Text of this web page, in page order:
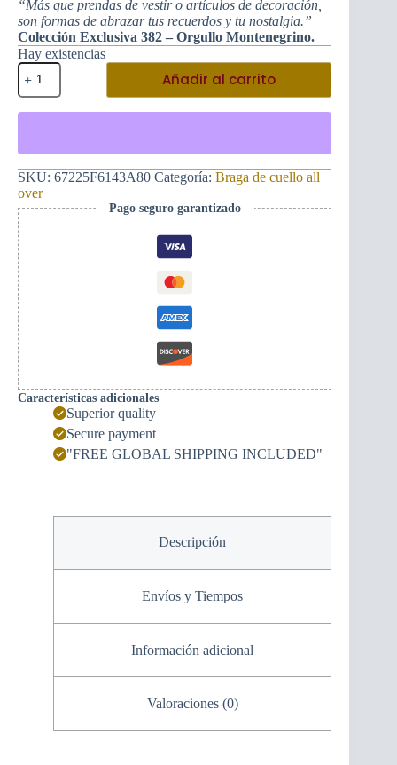
“Más que prendas de vestir o artículos de decoración,
son formas de abrazar tus recuerdos y tu nostalgia.”
Colección Exclusiva 382 – Orgullo Montenegrino.
Hay existencias
Singular
braga
unisex
de
Bigote
Montenegrino/Tatuaje
cantidad
Añadir al carrito
SKU: 67225F6143A80 Categoría: Braga de cuello all
over
Pago seguro garantizado
Características adicionales
Superior quality
Secure payment
"FREE GLOBAL SHIPPING INCLUDED"
Descripción
Envíos y Tiempos
Información adicional
Valoraciones (0)